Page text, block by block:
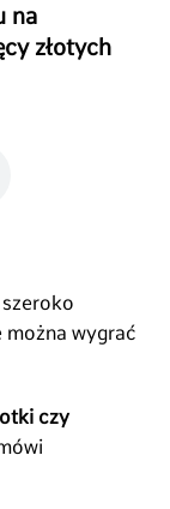
na
złotych
wygrać
czy